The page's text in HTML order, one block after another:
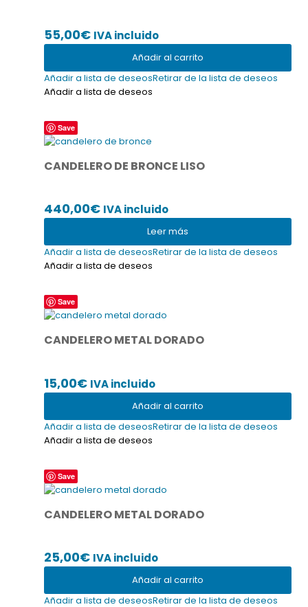
55,00€ IVA incluido
Añadir al carrito
Añadir a lista de deseosRetirar de la lista de deseos
Añadir a lista de deseos
Save
CANDELERO DE BRONCE LISO
440,00€ IVA incluido
Leer más
Añadir a lista de deseosRetirar de la lista de deseos
Añadir a lista de deseos
Save
CANDELERO METAL DORADO
15,00€ IVA incluido
Añadir al carrito
Añadir a lista de deseosRetirar de la lista de deseos
Añadir a lista de deseos
Save
CANDELERO METAL DORADO
25,00€ IVA incluido
Añadir al carrito
Añadir a lista de deseosRetirar de la lista de deseos